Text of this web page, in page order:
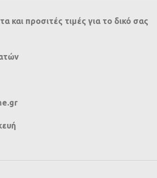
και προσιτές τιμές για το δικό σας